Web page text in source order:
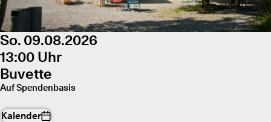
So. 09.08.2026
13:00 Uhr
Buvette
Auf Spendenbasis
Kalender